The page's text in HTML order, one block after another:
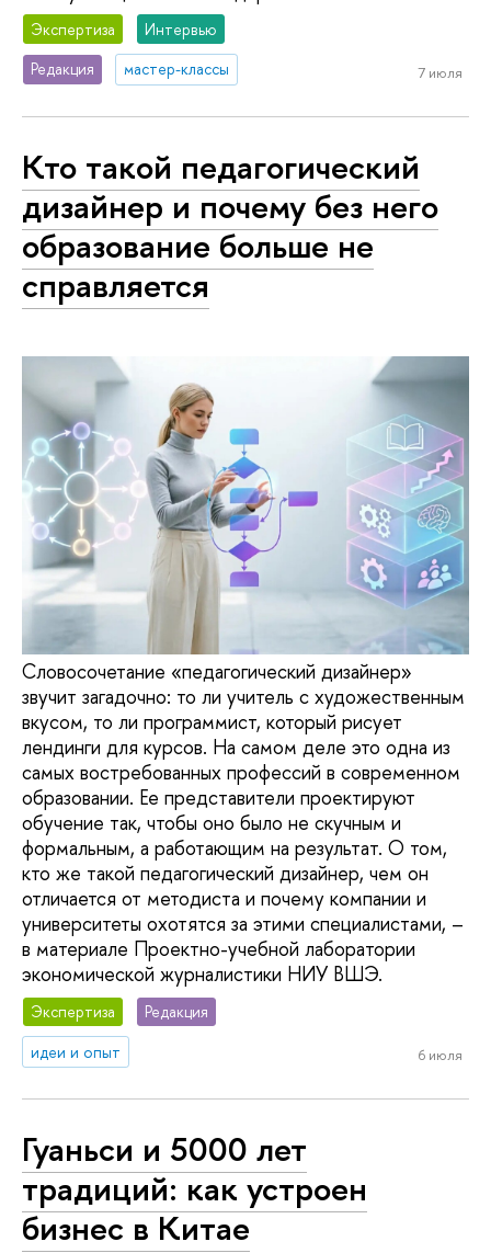
Экспертиза
Интервью
Редакция
мастер-классы 7 июля
Кто такой педагогический
дизайнер и почему без него
образование больше не
справляется
Словосочетание «педагогический дизайнер»
звучит загадочно: то ли учитель с художественным
вкусом, то ли программист, который рисует
лендинги для курсов. На самом деле это одна из
самых востребованных профессий в современном
образовании. Ее представители проектируют
обучение так, чтобы оно было не скучным и
формальным, а работающим на результат. О том,
кто же такой педагогический дизайнер, чем он
отличается от методиста и почему компании и
университеты охотятся за этими специалистами, –
в материале Проектно-учебной лаборатории
экономической журналистики НИУ ВШЭ.
Экспертиза
Редакция
идеи и опыт
6 июля
Гуаньси и 5000 лет
традиций: как устроен
бизнес в Китае